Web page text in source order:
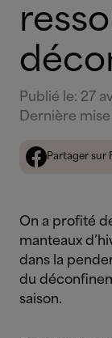
Publié le: 27
Dernière
Partager sur
On a profité
manteaux
dans la
du
saison.